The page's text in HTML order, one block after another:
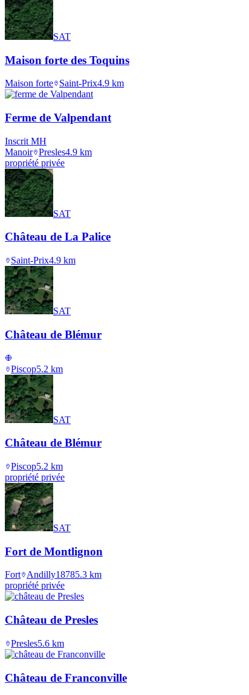
SAT
Maison forte des Toquins
Maison forte Saint-Prix4.9 km
Ferme de Valpendant
Inscrit MH
Manoir Presles4.9 km
propriété privée
SAT
Château de La Palice
Saint-Prix4.9 km
SAT
Château de Blémur
Piscop5.2 km
SAT
Château de Blémur
Piscop5.2 km
propriété privée
SAT
Fort de Montlignon
Fort Andilly18785.3 km
propriété privée
Château de Presles
Presles5.6 km
Château de Franconville